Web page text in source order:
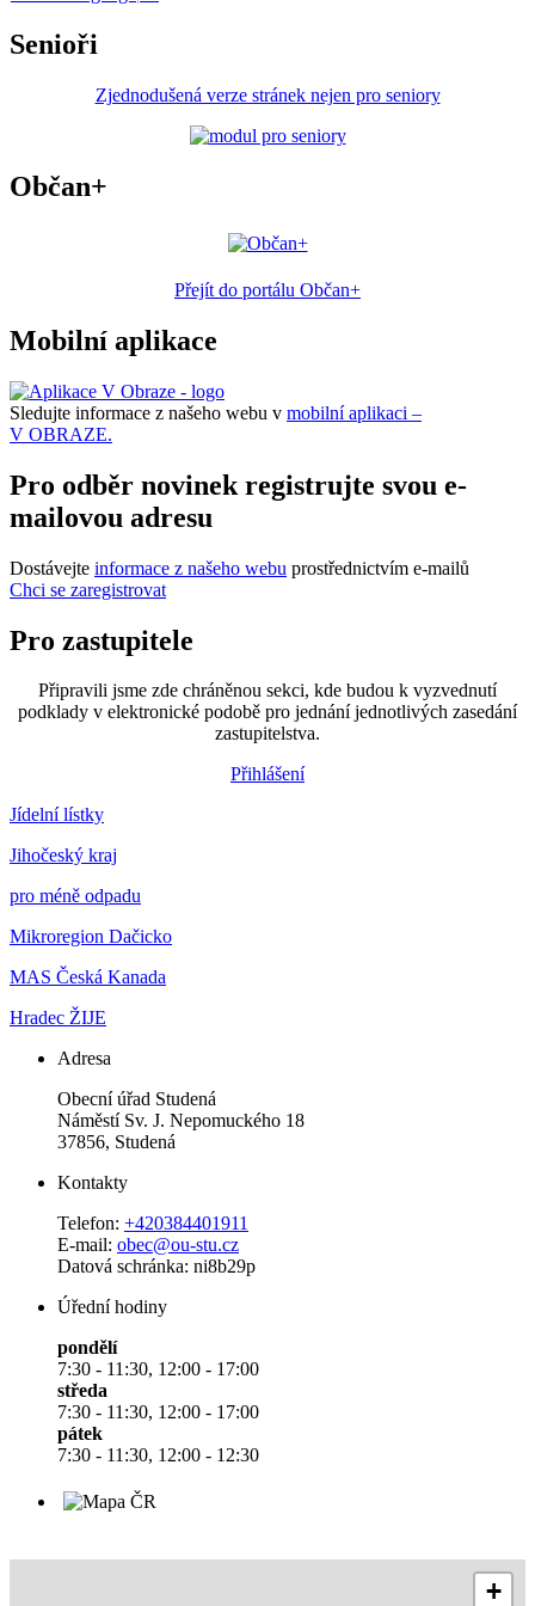
Senioři
Zjednodušená verze stránek nejen pro seniory
Občan+
Přejít do portálu Občan+
Mobilní aplikace
Sledujte informace z našeho webu v mobilní aplikaci –
V OBRAZE.
Pro odběr novinek registrujte svou e-
mailovou adresu
Dostávejte informace z našeho webu prostřednictvím e-mailů
Chci se zaregistrovat
Pro zastupitele
Připravili jsme zde chráněnou sekci, kde budou k vyzvednutí
podklady v elektronické podobě pro jednání jednotlivých zasedání
zastupitelstva.
Přihlášení
Jídelní lístky
Jihočeský kraj
pro méně odpadu
Mikroregion Dačicko
MAS Česká Kanada
Hradec ŽIJE
Adresa
Obecní úřad Studená
Náměstí Sv. J. Nepomuckého 18
37856, Studená
Kontakty
Telefon: +420384401911
E-mail: obec@ou-stu.cz
Datová schránka: ni8b29p
Úřední hodiny
pondělí
7:30 - 11:30, 12:00 - 17:00
středa
7:30 - 11:30, 12:00 - 17:00
pátek
7:30 - 11:30, 12:00 - 12:30
+